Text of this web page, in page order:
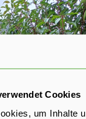
Cookies
um Inhalte